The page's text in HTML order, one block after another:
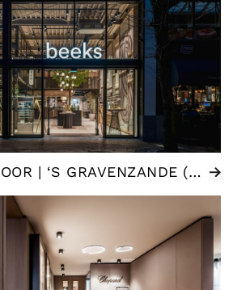
BEEKS OOG EN OOR | ‘S GRAVENZANDE (NL)